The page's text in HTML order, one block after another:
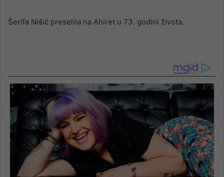
Šerifa Nišić preselila na Ahiret u 73. godini života.